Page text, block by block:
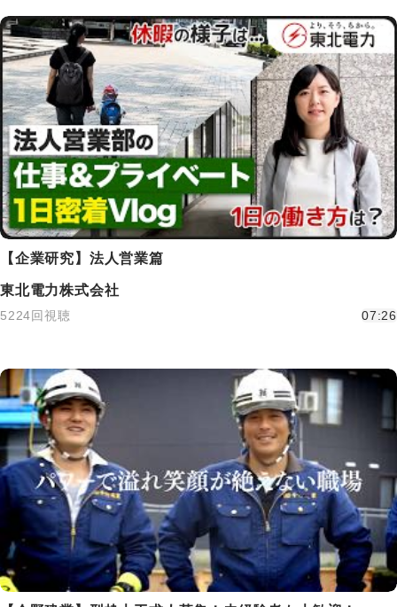
【企業研究】法人営業篇
東北電力株式会社
5224回視聴 07:26